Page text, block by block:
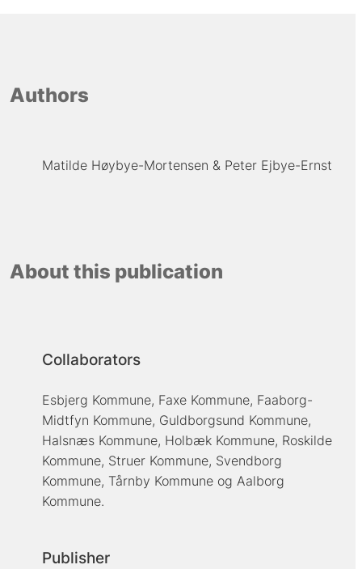
Authors
Matilde Høybye-Mortensen Peter Ejbye-Ernst
About this publication
Collaborators
Esbjerg Kommune, Faxe Kommune, Faaborg-
Midtfyn Kommune, Guldborgsund Kommune,
Halsnæs Kommune, Holbæk Kommune, Roskilde
Kommune, Struer Kommune, Svendborg
Kommune, Tårnby Kommune og Aalborg
Kommune.
Publisher